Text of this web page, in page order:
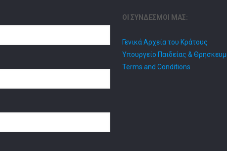
ΟΙ ΣΥΝΔΕΣΜΟΙ ΜΑΣ:
Γενικά Αρχεία του Κράτους
Υπουργείο Παιδείας &
Terms and Conditions